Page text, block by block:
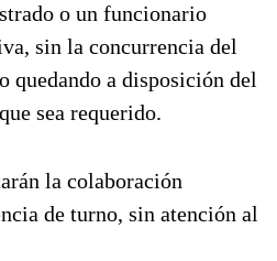
o un funcionario
sin la concurrencia del
quedando a disposición del
sea requerido.
la colaboración
de turno, sin atención al